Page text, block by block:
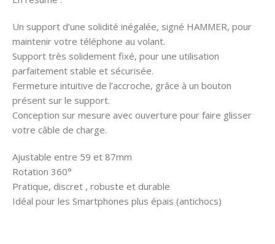
Un support d’une solidité inégalée, signé HAMMER, pour
maintenir votre téléphone au volant.
Support très solidement fixé, pour une utilisation
parfaitement stable et sécurisée.
Fermeture intuitive de l’accroche, grâce à un bouton
présent sur le support.
Conception sur mesure avec ouverture pour faire glisser
votre câble de charge.
Ajustable entre 59 et 87mm
Rotation 360°
Pratique, discret , robuste et durable
Idéal pour les Smartphones plus épais (antichocs)